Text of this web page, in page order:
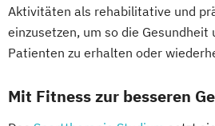
Aktivitäten als rehabilitative und
einzusetzen, um so die
Patienten zu erhalten oder
Mit Fitness zur besseren